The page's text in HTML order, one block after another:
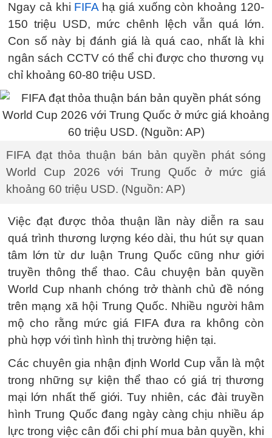
Ngay cả khi FIFA hạ giá xuống còn khoảng 120-
150 triệu USD, mức chênh lệch vẫn quá lớn.
Con số này bị đánh giá là quá cao, nhất là khi
ngân sách CCTV có thể chi được cho thương vụ
chỉ khoảng 60-80 triệu USD.
FIFA đạt thỏa thuận bán bản quyền phát sóng
World Cup 2026 với Trung Quốc ở mức giá
khoảng 60 triệu USD. (Nguồn: AP)
Việc đạt được thỏa thuận lần này diễn ra sau
quá trình thương lượng kéo dài, thu hút sự quan
tâm lớn từ dư luận Trung Quốc cũng như giới
truyền thông thể thao. Câu chuyện bản quyền
World Cup nhanh chóng trở thành chủ đề nóng
trên mạng xã hội Trung Quốc. Nhiều người hâm
mộ cho rằng mức giá FIFA đưa ra không còn
phù hợp với tình hình thị trường hiện tại.
Các chuyên gia nhận định World Cup vẫn là một
trong những sự kiện thể thao có giá trị thương
mại lớn nhất thế giới. Tuy nhiên, các đài truyền
hình Trung Quốc đang ngày càng chịu nhiều áp
lực trong việc cân đối chi phí mua bản quyền, khi